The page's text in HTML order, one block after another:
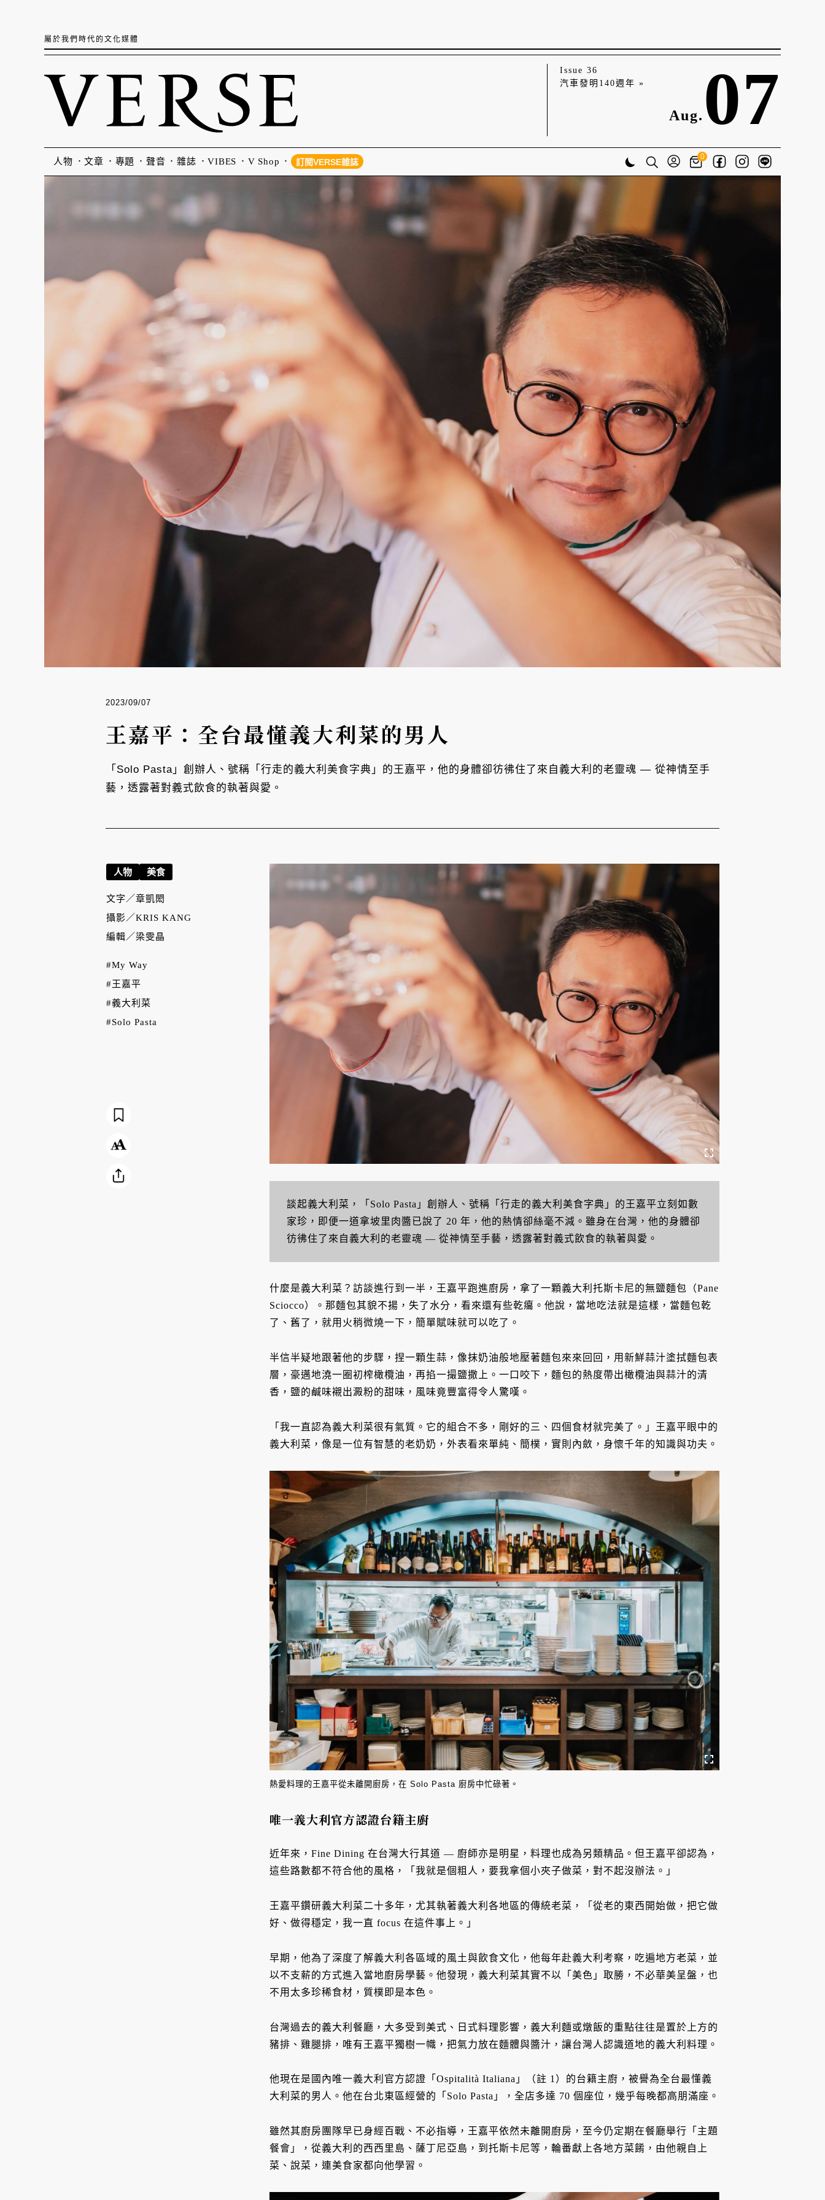
屬於我們時代的文化媒體
Issue 36
汽車發明140週年 »
Aug. 07
人物 文章 專題 聲音 雜誌 VIBES V Shop 訂閱VERSE雜誌
0
2023/09/07
王嘉平：全台最懂義大利菜的男人
「Solo Pasta」創辦人、號稱「行走的義大利美食字典」的王嘉平，他的身體卻彷彿住了來自義大利的老靈魂 — 從神情至手
藝，透露著對義式飲食的執著與愛。
談起義大利菜，「Solo Pasta」創辦人、號稱「行走的義大利美食字典」的王嘉平立刻如數
家珍，即便一道拿坡里肉醬已說了 20 年，他的熱情卻絲毫不減。雖身在台灣，他的身體卻
彷彿住了來自義大利的老靈魂 — 從神情至手藝，透露著對義式飲食的執著與愛。
什麼是義大利菜？訪談進行到一半，王嘉平跑進廚房，拿了一顆義大利托斯卡尼的無鹽麵包（Pane
Sciocco）。那麵包其貌不揚，失了水分，看來還有些乾癟。他說，當地吃法就是這樣，當麵包乾
了、舊了，就用火稍微燒一下，簡單賦味就可以吃了。
半信半疑地跟著他的步驟，捏一顆生蒜，像抹奶油般地壓著麵包來來回回，用新鮮蒜汁塗拭麵包表
層，豪邁地澆一圈初榨橄欖油，再掐一撮鹽撒上。一口咬下，麵包的熱度帶出橄欖油與蒜汁的清
香，鹽的鹹味襯出澱粉的甜味，風味竟豐富得令人驚嘆。
「我一直認為義大利菜很有氣質。它的組合不多，剛好的三、四個食材就完美了。」王嘉平眼中的
義大利菜，像是一位有智慧的老奶奶，外表看來單純、簡樸，實則內斂，身懷千年的知識與功夫。
熱愛料理的王嘉平從未離開廚房，在 Solo Pasta 廚房中忙碌著。
唯一義大利官方認證台籍主廚
近年來，Fine Dining 在台灣大行其道 — 廚師亦是明星，料理也成為另類精品。但王嘉平卻認為，
這些路數都不符合他的風格，「我就是個粗人，要我拿個小夾子做菜，對不起沒辦法。」
王嘉平鑽研義大利菜二十多年，尤其執著義大利各地區的傳統老菜，「從老的東西開始做，把它做
好、做得穩定，我一直 focus 在這件事上。」
早期，他為了深度了解義大利各區域的風土與飲食文化，他每年赴義大利考察，吃遍地方老菜，並
以不支薪的方式進入當地廚房學藝。他發現，義大利菜其實不以「美色」取勝，不必華美呈盤，也
不用太多珍稀食材，質樸即是本色。
台灣過去的義大利餐廳，大多受到美式、日式料理影響，義大利麵或燉飯的重點往往是置於上方的
豬排、雞腿排，唯有王嘉平獨樹一幟，把氣力放在麵體與醬汁，讓台灣人認識道地的義大利料理。
他現在是國內唯一義大利官方認證「Ospitalità Italiana」（註 1）的台籍主廚，被譽為全台最懂義
大利菜的男人。他在台北東區經營的「Solo Pasta」，全店多達 70 個座位，幾乎每晚都高朋滿座。
雖然其廚房團隊早已身經百戰、不必指導，王嘉平依然未離開廚房，至今仍定期在餐廳舉行「主題
餐會」，從義大利的西西里島、薩丁尼亞島，到托斯卡尼等，輪番獻上各地方菜餚，由他親自上
菜、說菜，連美食家都向他學習。
人物 美食
文字／章凱閎
攝影／KRIS KANG
編輯／梁雯晶
#My Way
#王嘉平
#義大利菜
#Solo Pasta